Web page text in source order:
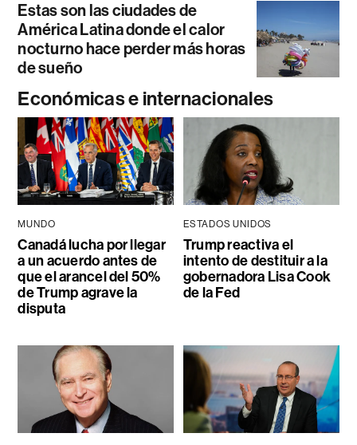
Estas son las ciudades de
América Latina donde el calor
nocturno hace perder más horas
de sueño
Económicas e internacionales
MUNDO
Canadá lucha por llegar
a un acuerdo antes de
que el arancel del 50%
de Trump agrave la
disputa
ESTADOS UNIDOS
Trump reactiva el
intento de destituir a la
gobernadora Lisa Cook
de la Fed